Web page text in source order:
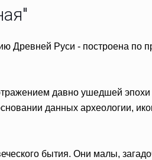
Древней Руси - построена по
давно ушедшей
данных археологии,
бытия. Они малы,